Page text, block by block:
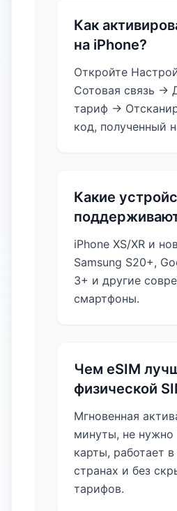
Как
на iPhone?
Откройте
Сотовая связь →
тариф →
код, полученный
Какие
iPhone XS/XR и
Samsung S20+,
3+ и другие
смартфоны.
Чем eSIM
физической
Мгновенная
минуты, не нужно
карты, работает в
странах и без
тарифов.